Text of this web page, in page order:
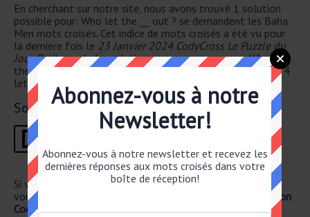
En cherchant sur notre site, nous avons trouvé 1 solution
possible pour: Who let the __ out ? se demandent les Baha
Men mots croisés. Cet indice de mots croisés a été vu pour
la dernière fois le 23 Janvier 2024 CodyCross Le Puzzle du
Jour Petit puzzle. La solution que nous avons pour Who let
the __ out ? se demandent les Baha Men a un total de of 4
lettres.
Solution
D 3 4
S
Si vous avez déjà résolu cet indice de mots croisés et que
vous recherchez le poste principal, rendez-vous sur
Solution
CodyCross Le Puzzle du Jour Petit 23 Janvier 2024
Abonnez-vous à notre
Newsletter!
Abonnez-vous à notre newsletter et recevez les
dernières réponses aux mots croisés dans votre
boîte de réception!